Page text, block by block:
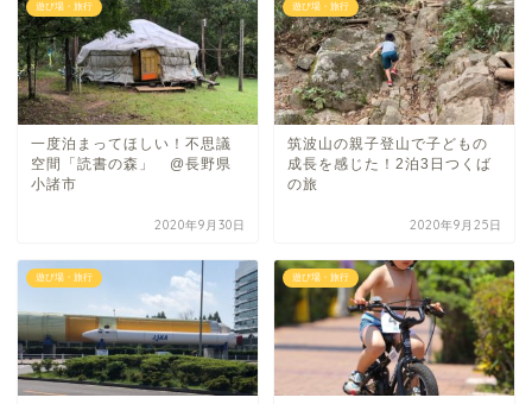
遊び場・旅行
一度泊まってほしい！不思議
空間「読書の森」 @長野県
小諸市
2020年9月30日
遊び場・旅行
筑波山の親子登山で子どもの
成長を感じた！2泊3日つくば
の旅
2020年9月25日
遊び場・旅行 遊び場・旅行